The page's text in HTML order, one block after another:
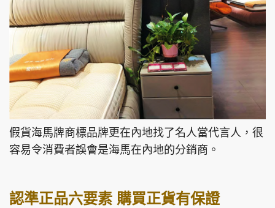
假貨海馬牌商標品牌更在內地找了名人當代言人，很
容易令消費者誤會是海馬在內地的分銷商。
認準正品六要素 購買正貨有保證